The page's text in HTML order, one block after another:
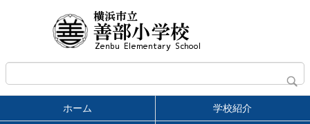
ホーム 学校紹介